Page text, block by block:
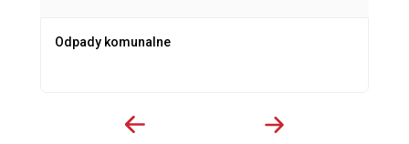
Odpady komunalne